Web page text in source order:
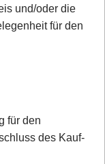
und/oder die
für den
für den
des Kauf-